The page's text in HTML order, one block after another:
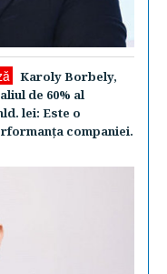
Karoly Borbely,
de 60% al
lei: Este o
companiei.